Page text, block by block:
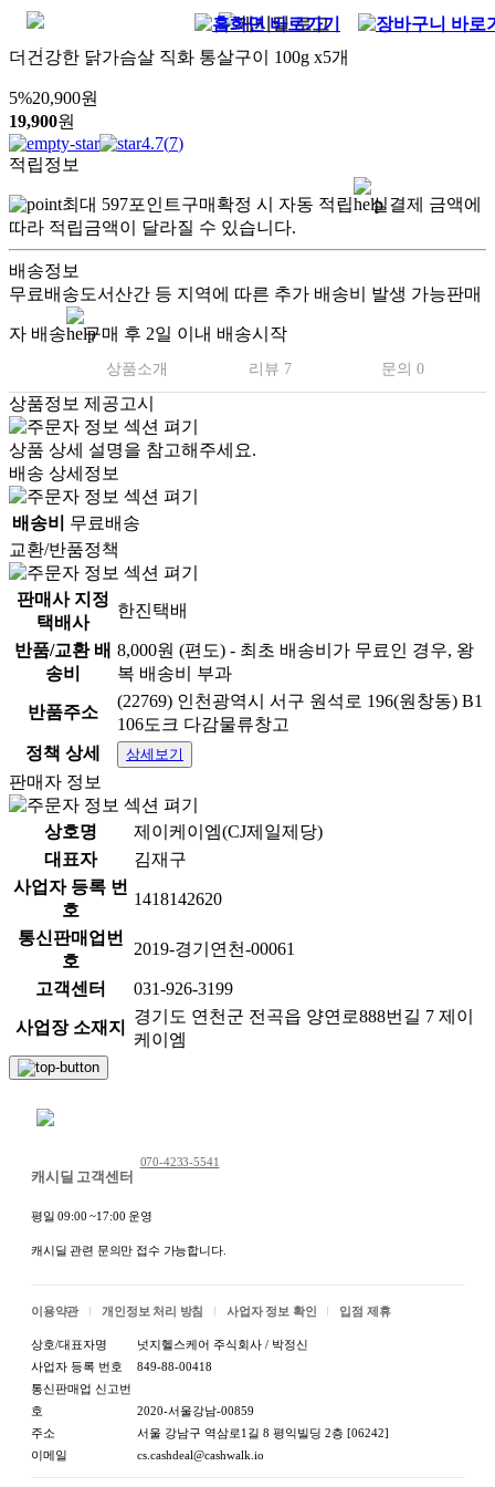
더건강한 닭가슴살 직화 통살구이 100g x5개
5%20,900원
19,900원
4.7(7)
적립정보
최대 597포인트구매확정 시 자동 적립
실결제 금액에
따라 적립금액이 달라질 수 있습니다.
배송정보
무료배송도서산간 등 지역에 따른 추가 배송비 발생 가능판매
자 배송 구매 후 2일 이내 배송시작
상품소개 리뷰 7 문의 0
상품정보 제공고시
상품 상세 설명을 참고해주세요.
배송 상세정보
배송비
무료배송
교환/반품정책
판매사 지정
택배사
한진택배
반품/교환 배
송비
8,000원 (편도) - 최초 배송비가 무료인 경우, 왕
복 배송비 부과
반품주소
(22769) 인천광역시 서구 원석로 196(원창동) B1
106도크 다감물류창고
정책 상세
상세보기
판매자 정보
상호명
제이케이엠(CJ제일제당)
대표자
김재구
사업자 등록 번
호
1418142620
통신판매업번
호
2019-경기연천-00061
고객센터 031-926-3199
사업장 소재지
경기도 연천군 전곡읍 양연로888번길 7 제이
케이엠
캐시딜 고객센터
070-4233-5541
평일 09:00 ~17:00 운영
캐시딜 관련 문의만 접수 가능합니다.
이용약관 개인정보 처리 방침 사업자 정보 확인 입점 제휴
상호/대표자명
넛지헬스케어 주식회사 / 박정신
사업자 등록 번호
849-88-00418
통신판매업 신고번
호
2020-서울강남-00859
주소
서울 강남구 역삼로1길 8 평익빌딩 2층 [06242]
이메일
cs.cashdeal@cashwalk.io